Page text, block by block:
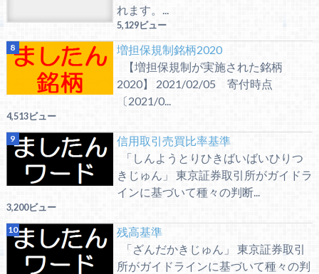
れます。...
5,129ビュー
増担保規制銘柄2020
【増担保規制が実施された銘柄
2020】 2021/02/05 寄付時点
〔2021/0...
4,513ビュー
信用取引売買比率基準
「しんようとりひきばいばいひりつ
きじゅん」 東京証券取引所がガイドラ
インに基づいて種々の判断...
3,200ビュー
残高基準
「ざんだかきじゅん」 東京証券取引
所がガイドラインに基づいて種々の判